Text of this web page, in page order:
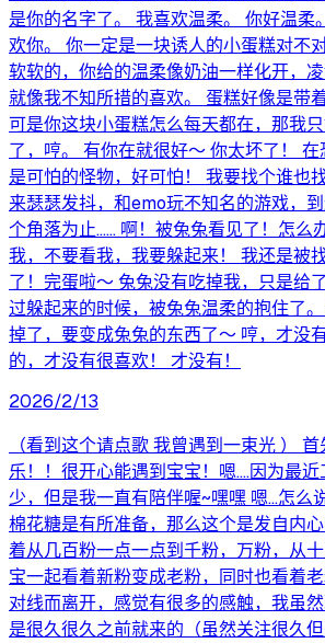
是你的名字了。 我喜欢温柔。 你好温柔
欢你。 你一定是一块诱人的小蛋糕对不
软软的，你给的温柔像奶油一样化开，凌
就像我不知所措的喜欢。 蛋糕好像是带
可是你这块小蛋糕怎么每天都在，那我
了，哼。 有你在就很好～ 你太坏了！
是可怕的怪物，好可怕！ 我要找个谁也
来瑟瑟发抖，和emo玩不知名的游戏，
个角落为止…… 啊！被兔兔看见了！怎么
我，不要看我，我要躲起来！ 我还是被
了！完蛋啦～ 兔兔没有吃掉我，只是给
过躲起来的时候，被兔兔温柔的抱住了
掉了，要变成兔兔的东西了～ 哼，才没
的，才没有很喜欢！ 才没有！
2026/2/13
（看到这个请点歌 我曾遇到一束光 ）
乐！！很开心能遇到宝宝！嗯....因为最
少，但是我一直有陪伴喔~嘿嘿 嗯...怎么
棉花糖是有所准备，那么这个是发自内
着从几百粉一点一点到千粉，万粉，从
宝一起看着新粉变成老粉，同时也看着
对线而离开，感觉有很多的感触，我虽
是很久很久之前就来的（虽然关注很久